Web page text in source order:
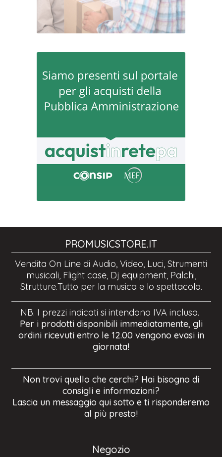
PROMUSICSTORE.IT
Vendita On Line di Audio, Video, Luci, Strumenti
musicali, Flight case, Dj equipment, Palchi,
Strutture.Tutto per la musica e lo spettacolo.
NB. I prezzi indicati si intendono IVA inclusa.
Per i prodotti disponibili immediatamente, gli
ordini ricevuti entro le 12.00 vengono evasi in
giornata!
Non trovi quello che cerchi? Hai bisogno di
consigli e informazioni?
Lascia un messaggio qui sotto e ti risponderemo
al più presto!
Negozio